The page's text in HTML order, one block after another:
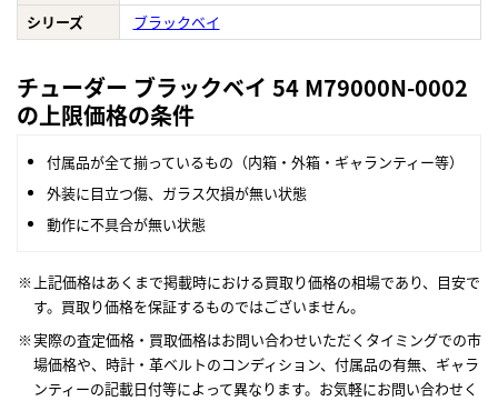
シリーズ
ブラックベイ
チューダー ブラックベイ 54 M79000N-0002
の上限価格の条件
付属品が全て揃っているもの（内箱・外箱・ギャランティー等）
外装に目立つ傷、ガラス欠損が無い状態
動作に不具合が無い状態
上記価格はあくまで掲載時における買取り価格の相場であり、目安で
す。買取り価格を保証するものではございません。
実際の査定価格・買取価格はお問い合わせいただくタイミングでの市
場価格や、時計・革ベルトのコンディション、付属品の有無、ギャラ
ンティーの記載日付等によって異なります。お気軽にお問い合わせく